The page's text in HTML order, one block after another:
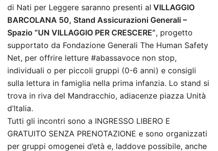
di Nati per Leggere saranno presenti al VILLAGGIO
BARCOLANA 50, Stand Assicurazioni Generali –
Spazio “UN VILLAGGIO PER CRESCERE”, progetto
supportato da Fondazione Generali The Human Safety
Net, per offrire letture #abassavoce non stop,
individuali o per piccoli gruppi (0-6 anni) e consigli
sulla lettura in famiglia nella prima infanzia. Lo stand si
trova in riva del Mandracchio, adiacenze piazza Unità
d’Italia.
Tutti gli incontri sono a INGRESSO LIBERO E
GRATUITO SENZA PRENOTAZIONE e sono organizzati
per gruppi omogenei d’età e, laddove possibile, anche